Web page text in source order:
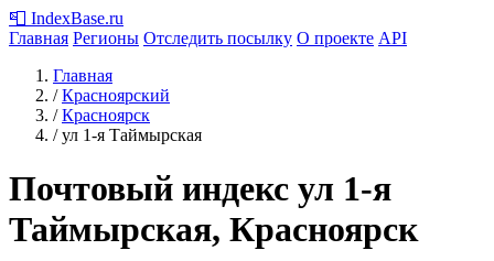
📮 IndexBase.ru
Главная Регионы Отследить посылку О проекте API
Главная
/ Красноярский
/ Красноярск
/ ул 1-я Таймырская
Почтовый индекс ул 1-я
Таймырская, Красноярск